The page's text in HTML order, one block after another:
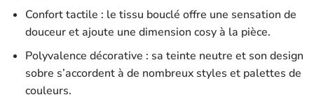
Confort tactile : le tissu bouclé offre une sensation de
douceur et ajoute une dimension cosy à la pièce.
Polyvalence décorative : sa teinte neutre et son design
sobre s’accordent à de nombreux styles et palettes de
couleurs.